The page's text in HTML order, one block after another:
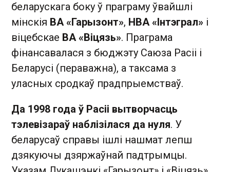
беларускага боку ў праграму ўвайшлі
мінскія ВА «Гарызонт», НВА «Інтэграл» і
віцебскае ВА «Віцязь». Праграма
фінансавалася з бюджэту Саюза Расіі і
Беларусі (пераважна), а таксама з
уласных сродкаў прадпрыемстваў.
Да 1998 года ў Расіі вытворчасць
тэлевізараў наблізілася да нуля. У
беларусаў справы ішлі нашмат лепш
дзякуючы дзяржаўнай падтрымцы.